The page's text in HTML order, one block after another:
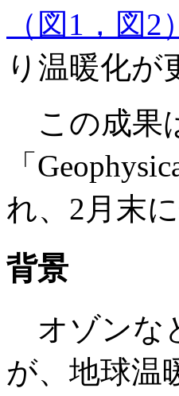
（図1，図2）
り温暖化が
この成果
「
れ、2月末
背景
オゾンな
が、地球温